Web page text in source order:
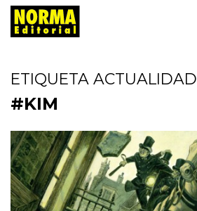
ETIQUETA ACTUALIDAD
#KIM